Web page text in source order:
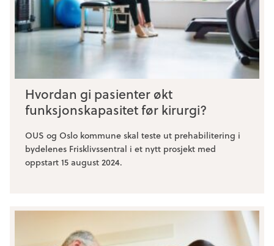
Hvordan gi pasienter økt
funksjonskapasitet før kirurgi?
OUS og Oslo kommune skal teste ut prehabilitering i
bydelenes Frisklivssentral i et nytt prosjekt med
oppstart 15 august 2024.